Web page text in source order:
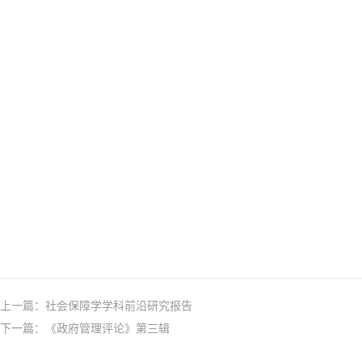
上一篇： 社会保障学学科前沿研究报告
下一篇：
《政府管理评论》第三辑